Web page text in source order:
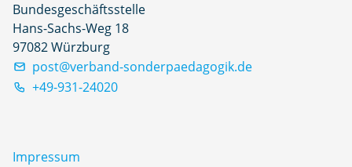
Bundesgeschäftsstelle
Hans-Sachs-Weg 18
97082 Würzburg
post@verband-sonderpaedagogik.de
+49-931-24020
Impressum